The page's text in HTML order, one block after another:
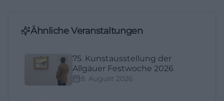
Ähnliche Veranstaltungen
75. Kunstausstellung der
Allgäuer Festwoche 2026
8. August 2026